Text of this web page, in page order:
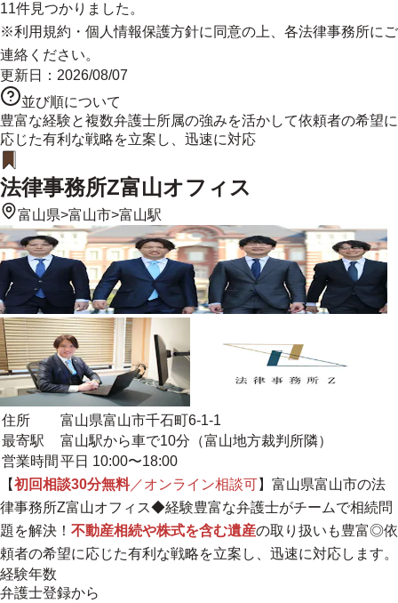
11件見つかりました。
※利用規約 ・ 個人情報保護方針に同意の上、各法律事務所にご
連絡ください。
更新日： 2026/08/07
並び順について
豊富な経験と複数弁護士所属の強みを活かして依頼者の希望に
応じた有利な戦略を立案し、迅速に対応
法律事務所Z富山オフィス
富山県>富山市>富山駅
住所
富山県富山市千石町6-1-1
最寄駅
富山駅から車で10分（富山地方裁判所隣）
営業時間 平日 10:00〜18:00
【初回相談30分無料／オンライン相談可】富山県富山市の法
律事務所Z富山オフィス◆経験豊富な弁護士がチームで相続問
題を解決！ 不動産相続や株式を含む遺産の取り扱いも豊富◎依
頼者の希望に応じた有利な戦略を立案し、迅速に対応します。
経験年数
弁護士登録から